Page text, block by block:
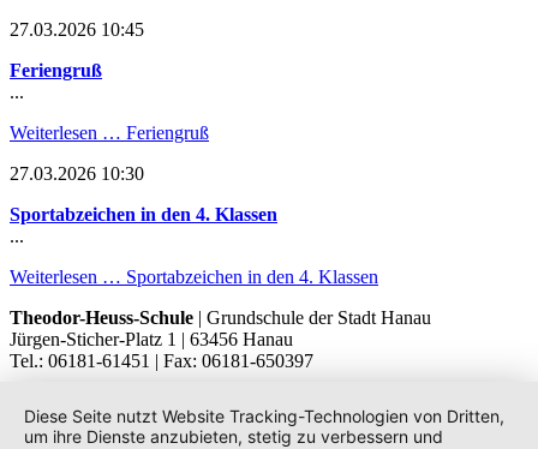
27.03.2026 10:45
Feriengruß
...
Weiterlesen … Feriengruß
27.03.2026 10:30
Sportabzeichen in den 4. Klassen
...
Weiterlesen … Sportabzeichen in den 4. Klassen
Theodor-Heuss-Schule | Grundschule der Stadt Hanau
Jürgen-Sticher-Platz 1 | 63456 Hanau
Tel.: 06181-61451 | Fax: 06181-650397
Diese Seite nutzt Website Tracking-Technologien von Dritten,
um ihre Dienste anzubieten, stetig zu verbessern und